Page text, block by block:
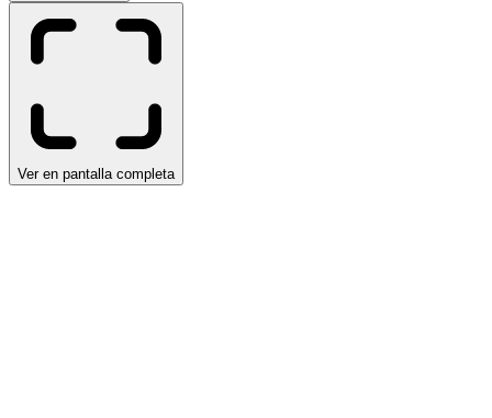
Ver en pantalla completa